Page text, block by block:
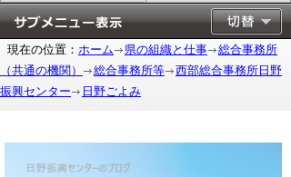
現在の位置： ホーム 県の組織と仕事
総合事務所
（共通の機関）
総合事務所等
西部総合事務所日野
振興センター
日野ごよみ